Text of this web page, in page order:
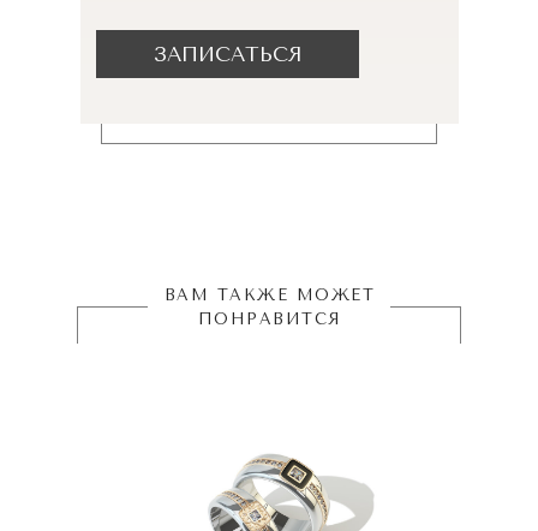
ЗАПИСАТЬСЯ
ВАМ ТАКЖЕ МОЖЕТ
ПОНРАВИТСЯ